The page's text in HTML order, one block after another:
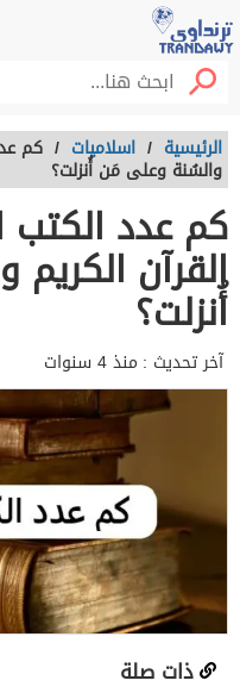
الرئيسية / اسلاميات / كم
والسُنة وعلى مَن أُنزلت؟
كم عدد
القرآن
أُنزلت؟
آخر تحديث : منذ 4 سنوات
ذات صلة